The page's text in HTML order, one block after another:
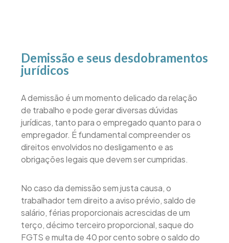
Demissão e seus desdobramentos
jurídicos
A demissão é um momento delicado da relação
de trabalho e pode gerar diversas dúvidas
jurídicas, tanto para o empregado quanto para o
empregador. É fundamental compreender os
direitos envolvidos no desligamento e as
obrigações legais que devem ser cumpridas.
No caso da demissão sem justa causa, o
trabalhador tem direito a aviso prévio, saldo de
salário, férias proporcionais acrescidas de um
terço, décimo terceiro proporcional, saque do
FGTS e multa de 40 por cento sobre o saldo do